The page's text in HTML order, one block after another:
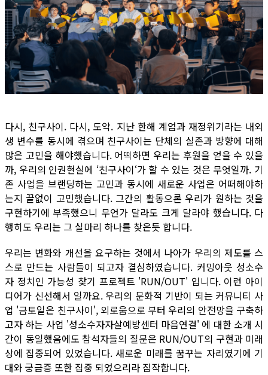
다시, 친구사이. 다시, 도약. 지난 한해 계엄과 재정위기라는 내외
생 변수를 동시에 겪으며 친구사이는 단체의 실존과 방향에 대해
많은 고민을 해야했습니다. 어떡하면 우리는 후원을 얻을 수 있을
까, 우리의 인권현실에 ‘친구사이‘가 할 수 있는 것은 무엇일까. 기
존 사업을 브랜딩하는 고민과 동시에 새로운 사업은 어떠해야하
는지 끝없이 고민했습니다. 그간의 활동으론 우리가 원하는 것을
구현하기에 부족했으니 무언가 달라도 크게 달라야 했습니다. 다
행히도 우리는 그 실마리 하나를 찾은듯 합니다.
우리는 변화와 개선을 요구하는 것에서 나아가 우리의 제도를 스
스로 만드는 사람들이 되고자 결심하였습니다. 커밍아웃 성소수
자 정치인 가능성 찾기 프로젝트 'RUN/OUT' 입니다. 이런 아이
디어가 신선해서 일까요. 우리의 문화적 기반이 되는 커뮤니티 사
업 '금토일은 친구사이', 외로움으로 부터 우리의 안전망을 구축하
고자 하는 사업 '성소수자자살예방센터 마음연결' 에 대한 소개 시
간이 동일했음에도 참석자들의 질문은 RUN/OUT의 구현과 미래
상에 집중되어 있었습니다. 새로운 미래를 꿈꾸는 자리였기에 기
대와 궁금증 또한 집중 되었으리라 짐작합니다.